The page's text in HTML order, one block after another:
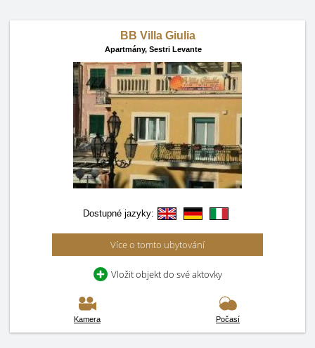
BB Villa Giulia
Apartmány, Sestri Levante
Dostupné jazyky:
Více o tomto ubytování
Vložit objekt do své aktovky
Kamera Počasí